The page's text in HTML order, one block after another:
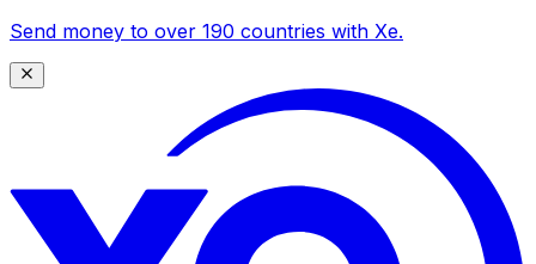
Send money to over 190 countries with Xe.